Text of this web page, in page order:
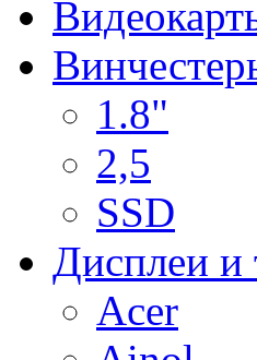
1.8"
2,5
SSD
Дисплеи и
Acer